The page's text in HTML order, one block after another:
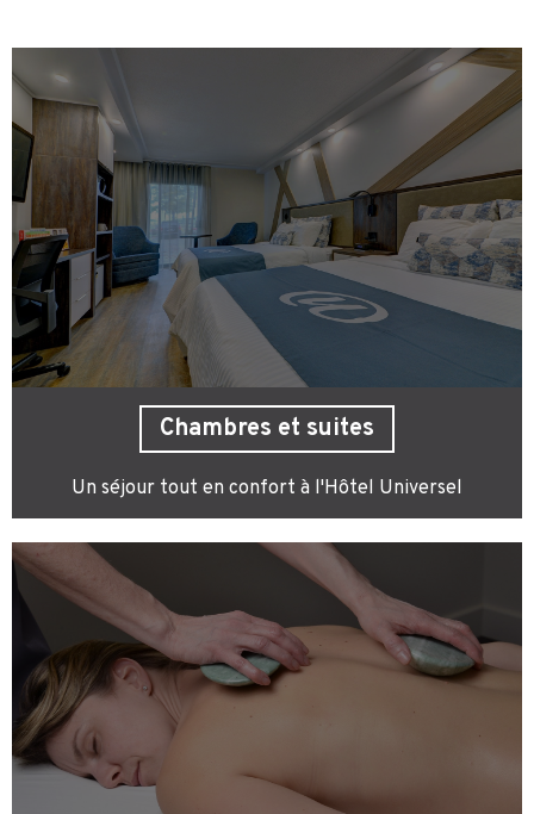
Chambres et suites
Un séjour tout en confort à l'Hôtel Universel